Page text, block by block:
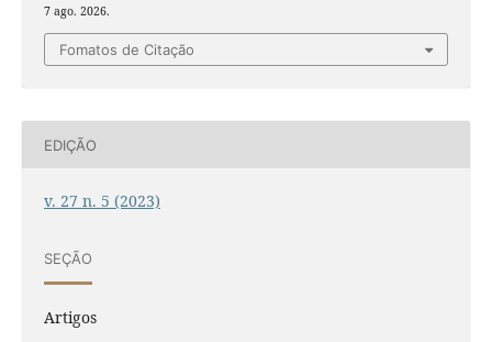
7 ago. 2026.
Fomatos de Citação
EDIÇÃO
v. 27 n. 5 (2023)
SEÇÃO
Artigos